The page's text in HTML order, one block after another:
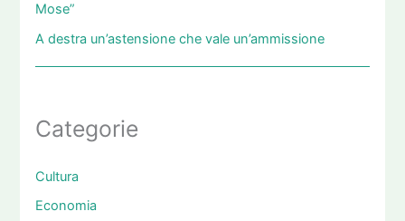
Mose”
A destra un’astensione che vale un’ammissione
Categorie
Cultura
Economia